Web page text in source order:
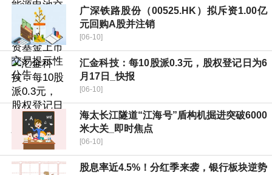
广深铁路股份（00525.HK）拟斥资1.00亿
元回购A股并注销
[06-10]
汇金科技：每10股派0.3元，股权登记日为6
月17日_快报
[06-10]
海太长江隧道“江海号”盾构机掘进突破6000
米大关_即时焦点
[06-10]
股息率近4.5%！分红季来袭，银行板块逆势